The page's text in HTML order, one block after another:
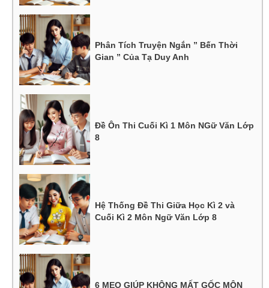
Phân Tích Truyện Ngắn ” Bến Thời
Gian ” Của Tạ Duy Anh
Đề Ôn Thi Cuối Kì 1 Môn NGữ Văn Lớp
8
Hệ Thống Đề Thi Giữa Học Kì 2 và
Cuối Kì 2 Môn Ngữ Văn Lớp 8
6 MẸO GIÚP KHÔNG MẤT GỐC MÔN